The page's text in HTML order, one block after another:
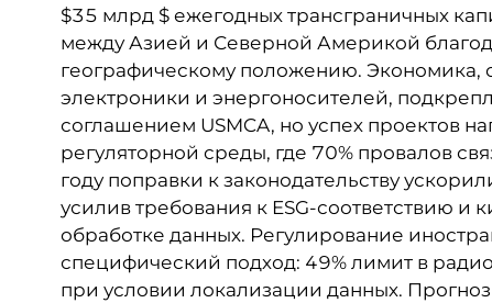
$35 млрд $ ежегодных трансграничных
между Азией и Северной Америкой
географическому положению. Экономика,
электроники и энергоносителей,
соглашением USMCA, но успех проектов
регуляторной среды, где 70% провалов
году поправки к законодательству
усилив требования к ESG-соответствию и
обработке данных. Регулирование
специфический подход: 49% лимит в
при условии локализации данных.